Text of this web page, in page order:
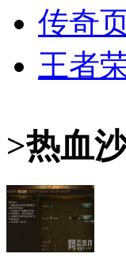
传奇
王者
>热血